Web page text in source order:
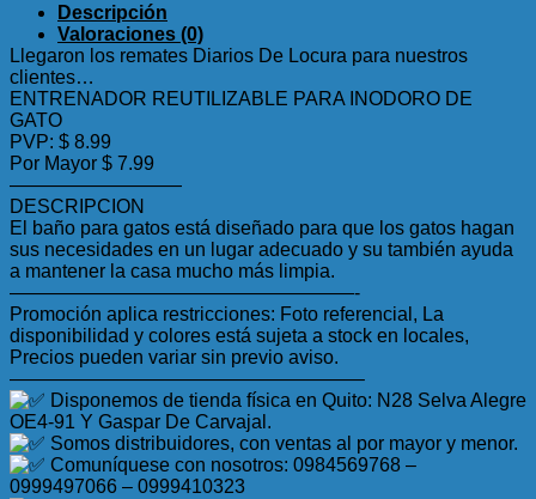
Descripción
Valoraciones (0)
Llegaron los remates Diarios De Locura para nuestros
clientes…
ENTRENADOR REUTILIZABLE PARA INODORO DE
GATO
PVP: $ 8.99
Por Mayor $ 7.99
—————————
DESCRIPCION
El baño para gatos está diseñado para que los gatos hagan
sus necesidades en un lugar adecuado y su también ayuda
a mantener la casa mucho más limpia.
——————————————————-
Promoción aplica restricciones: Foto referencial, La
disponibilidad y colores está sujeta a stock en locales,
Precios pueden variar sin previo aviso.
——————————————————–
Disponemos de tienda física en Quito: N28 Selva Alegre
OE4-91 Y Gaspar De Carvajal.
Somos distribuidores, con ventas al por mayor y menor.
Comuníquese con nosotros: 0984569768 –
0999497066 – 0999410323